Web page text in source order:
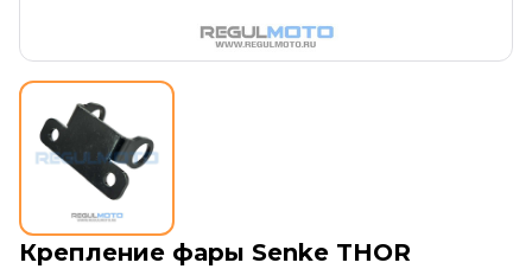
Крепление фары Senke THOR